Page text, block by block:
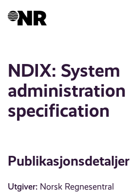
NDIX: System
administration
specification
Publikasjonsdetaljer
Utgiver: Norsk Regnesentral